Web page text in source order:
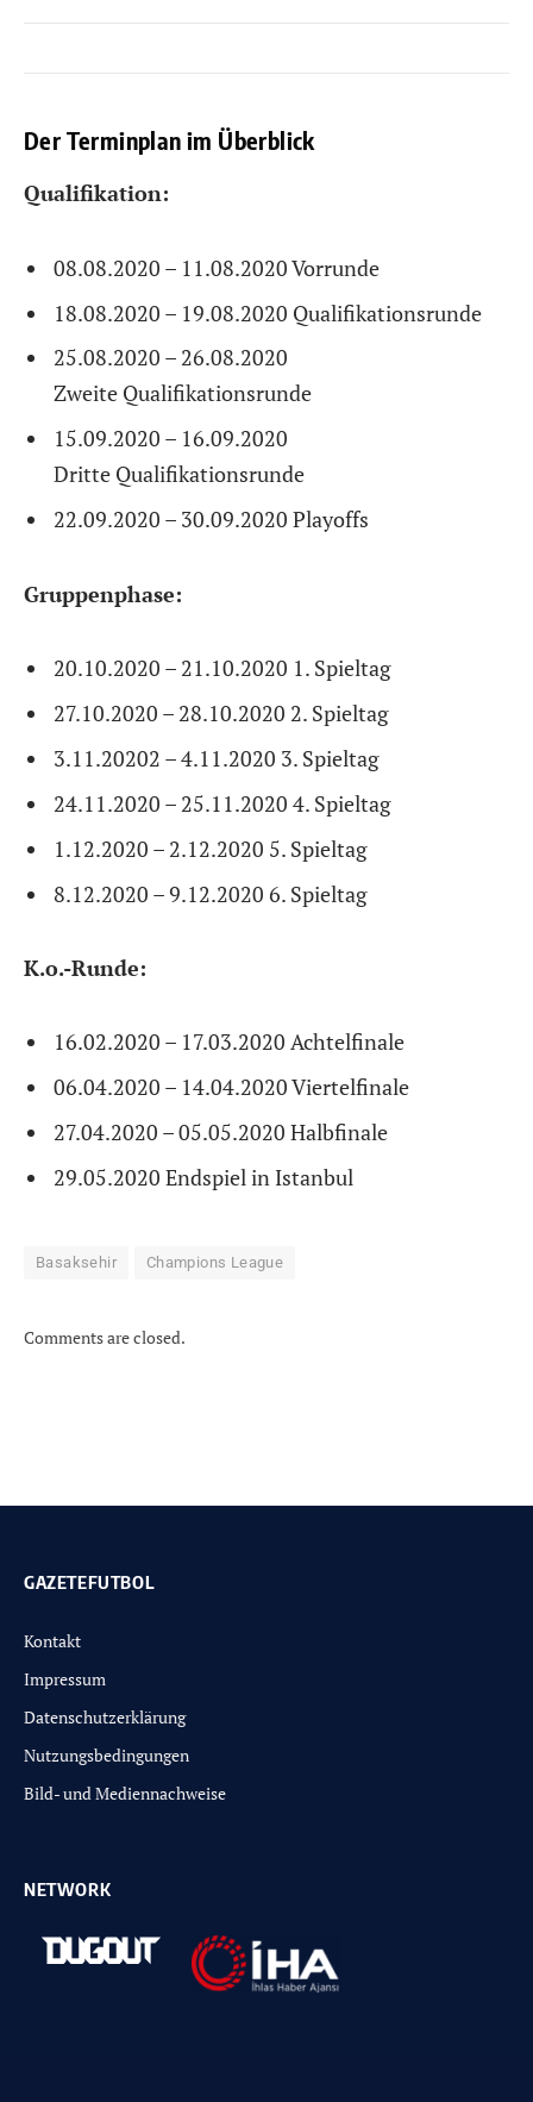
Der Terminplan im Überblick
Qualifikation:
08.08.2020 – 11.08.2020Vorrunde
18.08.2020 – 19.08.2020 Qualifikationsrunde
25.08.2020 – 26.08.2020
Zweite Qualifikationsrunde
15.09.2020 – 16.09.2020
Dritte Qualifikationsrunde
22.09.2020 – 30.09.2020 Playoffs
Gruppenphase:
20.10.2020 – 21.10.2020 1. Spieltag
27.10.2020 – 28.10.2020 2. Spieltag
3.11.20202 – 4.11.2020 3. Spieltag
24.11.2020 – 25.11.2020 4. Spieltag
1.12.2020 – 2.12.2020 5. Spieltag
8.12.2020 – 9.12.2020 6. Spieltag
K.o.-Runde:
16.02.2020 – 17.03.2020 Achtelfinale
06.04.2020 – 14.04.2020 Viertelfinale
27.04.2020 – 05.05.2020 Halbfinale
29.05.2020 Endspiel in Istanbul
Basaksehir Champions League
Comments are closed.
GAZETEFUTBOL
Kontakt
Impressum
Datenschutzerklärung
Nutzungsbedingungen
Bild- und Mediennachweise
NETWORK